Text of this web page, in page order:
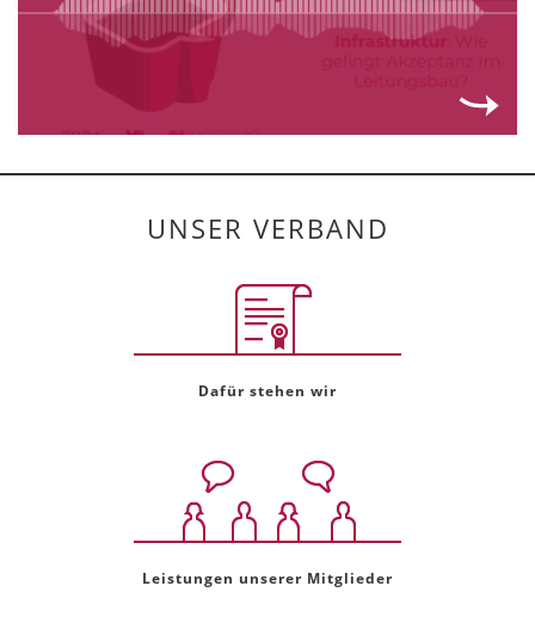
UNSER VERBAND
Dafür stehen wir
Leistungen unserer Mitglieder